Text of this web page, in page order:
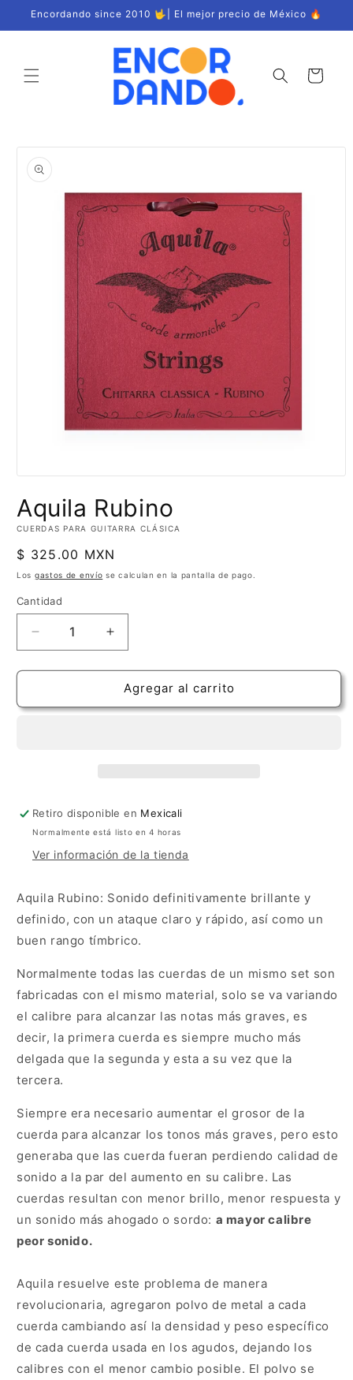
directamente
al contenido
Encordando since 2010 🤟| El mejor precio de México 🔥
Carrito
directamente
información
Abrir
multimedia
1
en
ventana
modal
Aquila Rubino
CUERDAS PARA GUITARRA CLÁSICA
Precio
habitual
$ 325.00 MXN
Los gastos de envío se calculan en la pantalla de pago.
Cantidad
Cantidad
Reducir
cantidad
para
Rubino
Aumentar
cantidad
para
Aquila
Rubino
Agregar al carrito
Retiro disponible en Mexicali
Normalmente está listo en 4 horas
Ver información de la tienda
Aquila Rubino: Sonido definitivamente brillante y
definido, con un ataque claro y rápido, así como un
buen rango tímbrico.
Normalmente todas las cuerdas de un mismo set son
fabricadas con el mismo material, solo se va variando
el calibre para alcanzar las notas más graves, es
decir, la primera cuerda es siempre mucho más
delgada que la segunda y esta a su vez que la
tercera.
Siempre era necesario aumentar el grosor de la
cuerda para alcanzar los tonos más graves, pero esto
generaba que las cuerda fueran perdiendo calidad de
sonido a la par del aumento en su calibre. Las
cuerdas resultan con menor brillo, menor respuesta y
un sonido más ahogado o sordo: a mayor calibre
peor sonido.
Aquila resuelve este problema de manera
revolucionaria, agregaron polvo de metal a cada
cuerda cambiando así la densidad y peso específico
de cada cuerda usada en los agudos, dejando los
calibres con el menor cambio posible. El polvo se